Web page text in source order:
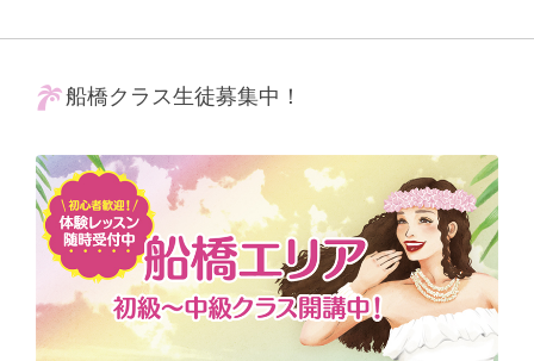
船橋クラス生徒募集中！